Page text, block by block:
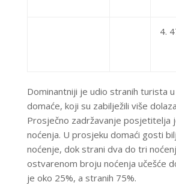
4.
Dominantniji je udio stranih turista
domaće, koji su zabilježili više
Prosječno zadržavanje posjetitelja
noćenja. U prosjeku domaći gosti
noćenje, dok strani dva do tri
ostvarenom broju noćenja učešće
je oko 25%, a stranih 75%.